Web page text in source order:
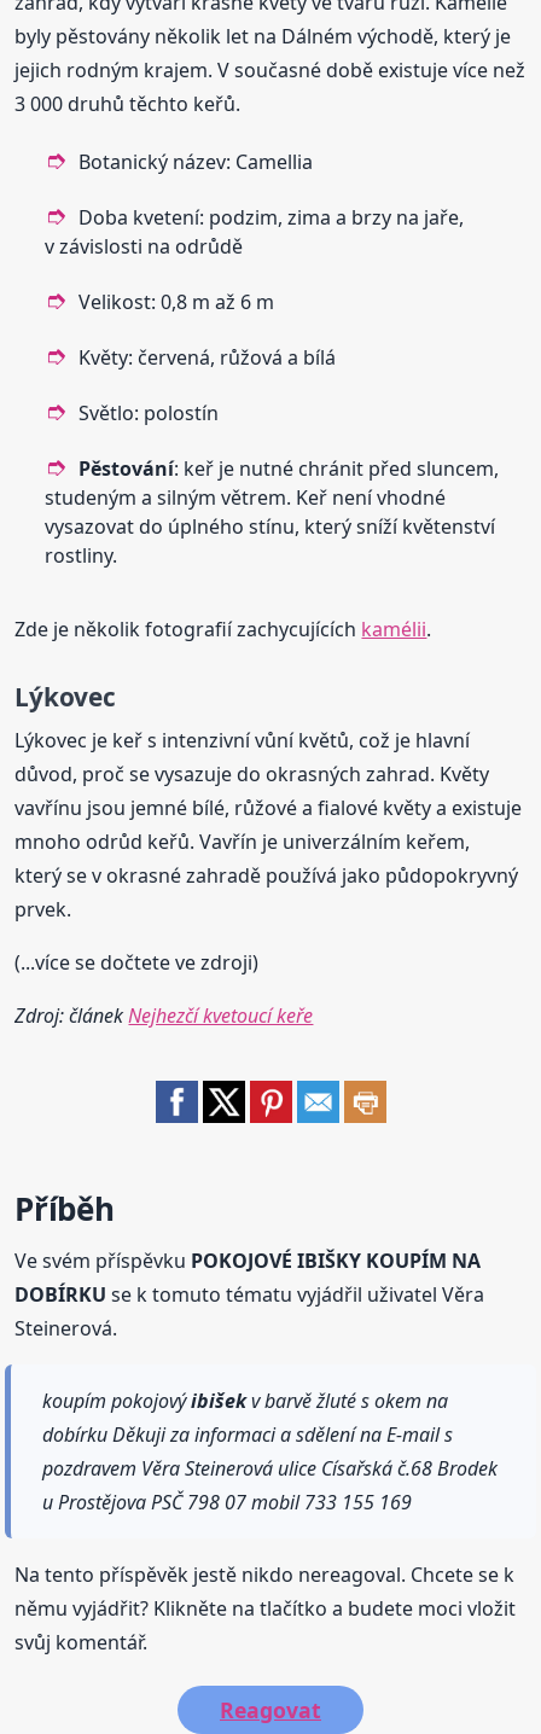
byly pěstovány několik let na Dálném východě, který je
jejich rodným krajem. V současné době existuje více než
3 000 druhů těchto keřů.
Botanický název: Camellia
Doba kvetení: podzim, zima a brzy na jaře,
v závislosti na odrůdě
Velikost: 0,8 m až 6 m
Květy: červená, růžová a bílá
Světlo: polostín
Pěstování: keř je nutné chránit před sluncem,
studeným a silným větrem. Keř není vhodné
vysazovat do úplného stínu, který sníží květenství
rostliny.
Zde je několik fotografií zachycujících kamélii.
Lýkovec
Lýkovec je keř s intenzivní vůní květů, což je hlavní
důvod, proč se vysazuje do okrasných zahrad. Květy
vavřínu jsou jemné bílé, růžové a fialové květy a existuje
mnoho odrůd keřů. Vavřín je univerzálním keřem,
který se v okrasné zahradě používá jako půdopokryvný
prvek.
(...více se dočtete ve zdroji)
Zdroj: článekNejhezčí kvetoucí keře
Příběh
Ve svém příspěvku POKOJOVÉ IBIŠKY KOUPÍM NA
DOBÍRKU se k tomuto tématu vyjádřil uživatel Věra
Steinerová.
koupím pokojovýibišekv barvě žluté s okem na
dobírku Děkuji za informaci a sdělení na E-mail s
pozdravem Věra Steinerová ulice Císařská č.68 Brodek
u Prostějova PSČ 798 07 mobil 733 155 169
Na tento příspěvěk jestě nikdo nereagoval. Chcete se k
němu vyjádřit? Klikněte na tlačítko a budete moci vložit
svůj komentář.
Reagovat